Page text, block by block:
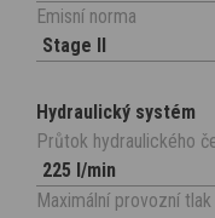
Emisní norma
Stage II
Hydraulický systém
Průtok hydraulického
225 l/min
Maximální provozní tlak